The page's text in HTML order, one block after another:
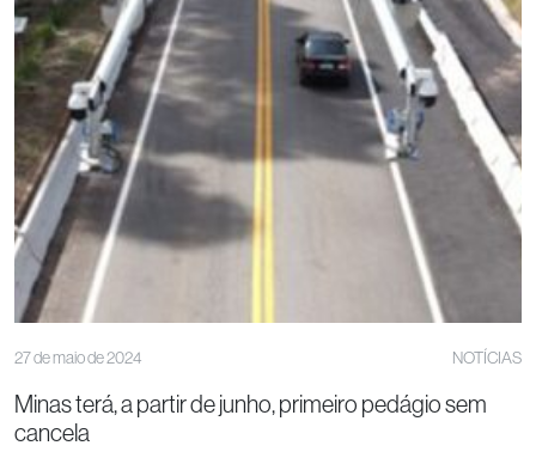
27 de maio de 2024 NOTÍCIAS
Minas terá, a partir de junho, primeiro pedágio sem
cancela